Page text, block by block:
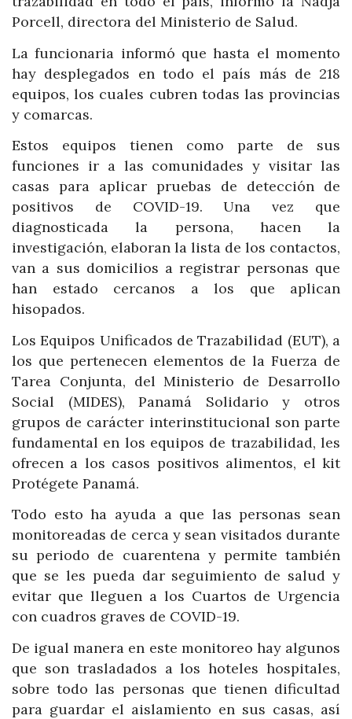
Porcell, directora del Ministerio de Salud.
La funcionaria informó que hasta el momento
hay desplegados en todo el país más de 218
equipos, los cuales cubren todas las provincias
y comarcas.
Estos equipos tienen como parte de sus
funciones ir a las comunidades y visitar las
casas para aplicar pruebas de detección de
positivos de COVID-19. Una vez que
diagnosticada la persona, hacen la
investigación, elaboran la lista de los contactos,
van a sus domicilios a registrar personas que
han estado cercanos a los que aplican
hisopados.
Los Equipos Unificados de Trazabilidad (EUT), a
los que pertenecen elementos de la Fuerza de
Tarea Conjunta, del Ministerio de Desarrollo
Social (MIDES), Panamá Solidario y otros
grupos de carácter interinstitucional son parte
fundamental en los equipos de trazabilidad, les
ofrecen a los casos positivos alimentos, el kit
Protégete Panamá.
Todo esto ha ayuda a que las personas sean
monitoreadas de cerca y sean visitados durante
su periodo de cuarentena y permite también
que se les pueda dar seguimiento de salud y
evitar que lleguen a los Cuartos de Urgencia
con cuadros graves de COVID-19.
De igual manera en este monitoreo hay algunos
que son trasladados a los hoteles hospitales,
sobre todo las personas que tienen dificultad
para guardar el aislamiento en sus casas, así